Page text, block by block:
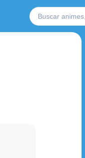
Buscar no site